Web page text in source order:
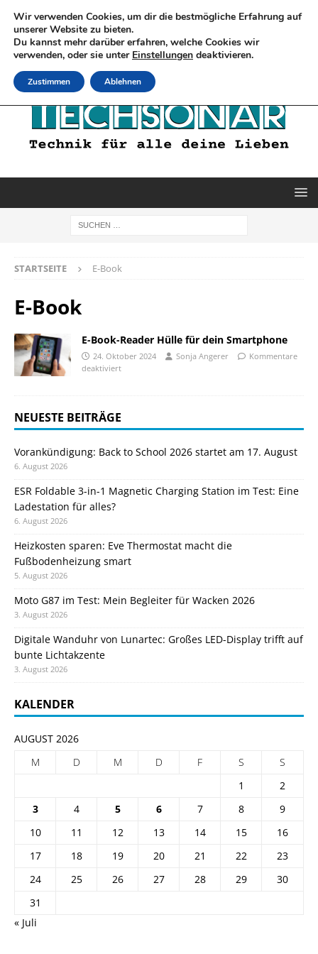
STARTSEITE E-Book
E-Book
E-Book-Reader Hülle für dein Smartphone
24. Oktober 2024 Sonja Angerer
Kommentare
deaktiviert
NEUESTE BEITRÄGE
Vorankündigung: Back to School 2026 startet am 17. August
6. August 2026
ESR Foldable 3-in-1 Magnetic Charging Station im Test: Eine
Ladestation für alles?
6. August 2026
Heizkosten sparen: Eve Thermostat macht die
Fußbodenheizung smart
5. August 2026
Moto G87 im Test: Mein Begleiter für Wacken 2026
3. August 2026
Digitale Wanduhr von Lunartec: Großes LED-Display trifft auf
bunte Lichtakzente
3. August 2026
KALENDER
AUGUST 2026
M
D M D F S
S
1
2
3
4 5 6 7 8
9
10
11 12 13 14 15
16
17
18 19 20 21 22
23
24
25 26 27 28 29
30
31
« Juli
Wir verwenden Cookies, um dir die bestmögliche Erfahrung auf
unserer Website zu bieten.
Du kannst mehr darüber erfahren, welche Cookies wir
verwenden, oder sie unter Einstellungen deaktivieren.
Zustimmen Ablehnen